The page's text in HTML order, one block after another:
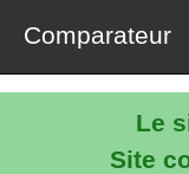
Le
Site
Comparateur